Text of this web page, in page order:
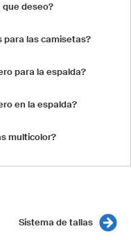
que deseo?
para las camisetas?
para la espalda?
en la espalda?
multicolor?
Sistema de tallas